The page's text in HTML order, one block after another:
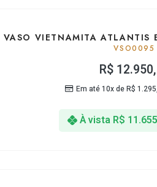
VASO VIETNAMITA ATLANTIS
VSO0095
R$
Em até 10x deR$
À vista R$